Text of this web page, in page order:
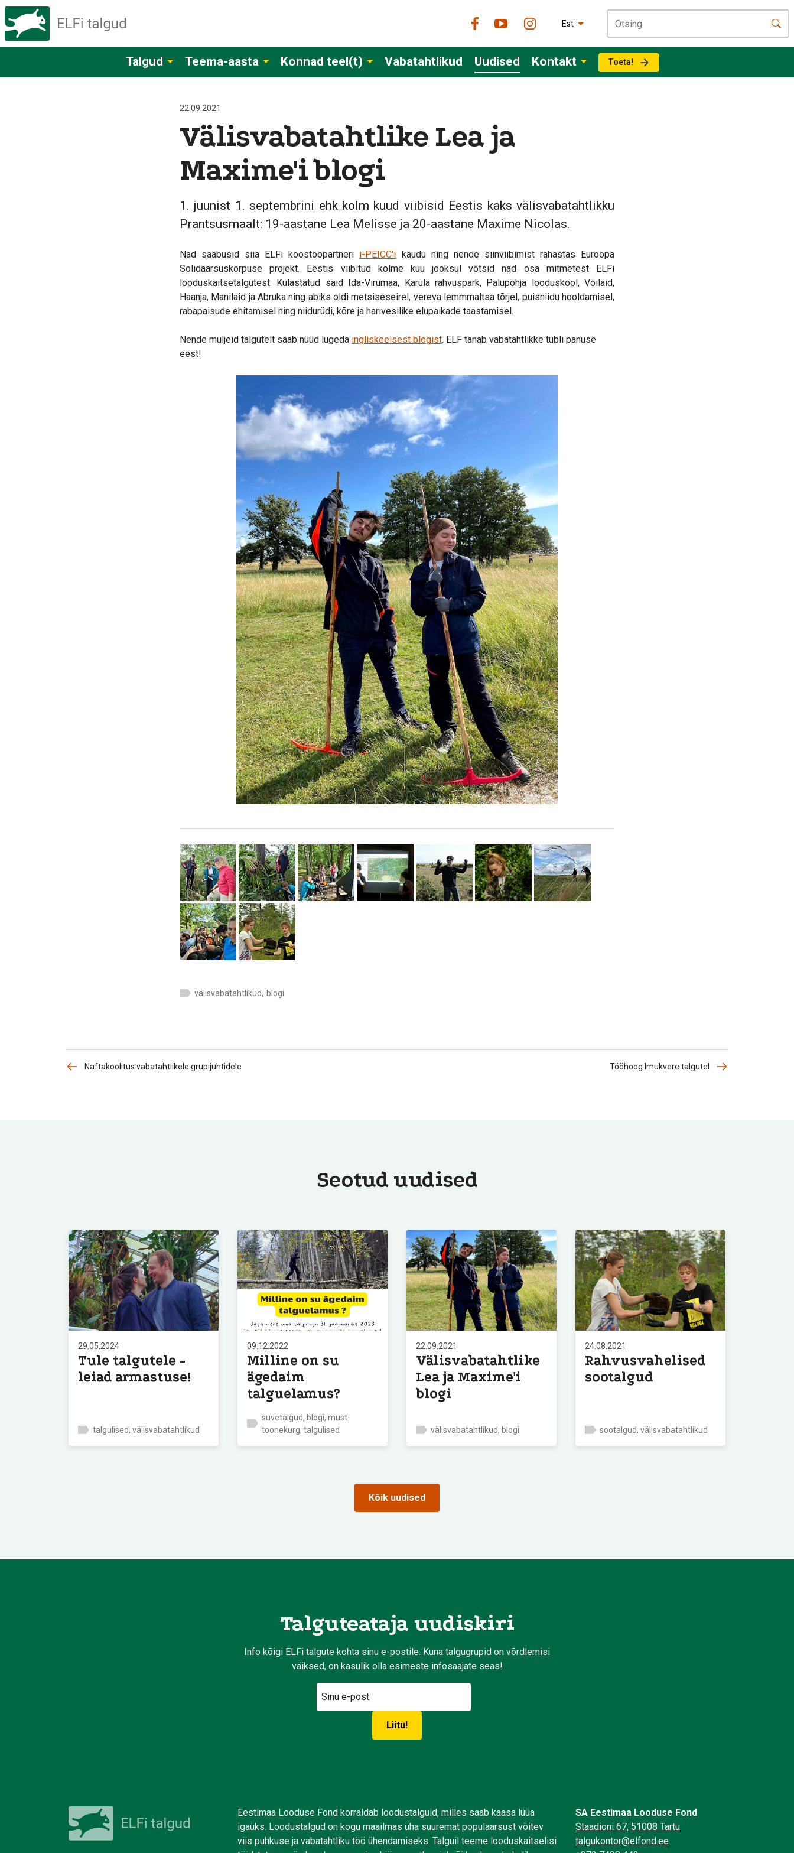
Est
Talgud Teema-aasta Konnad teel(t) Vabatahtlikud Uudised Kontakt Toeta!
22.09.2021
Välisvabatahtlike Lea ja
Maxime'i blogi
1. juunist 1. septembrini ehk kolm kuud viibisid Eestis kaks välisvabatahtlikku
Prantsusmaalt: 19-aastane Lea Melisse ja 20-aastane Maxime Nicolas.
Nad saabusid siia ELFi koostööpartneri i-PEICC'i kaudu ning nende siinviibimist rahastas Euroopa
Solidaarsuskorpuse projekt. Eestis viibitud kolme kuu jooksul võtsid nad osa mitmetest ELFi
looduskaitsetalgutest. Külastatud said Ida-Virumaa, Karula rahvuspark, Palupõhja looduskool, Võilaid,
Haanja, Manilaid ja Abruka ning abiks oldi metsiseseirel, vereva lemmmaltsa tõrjel, puisniidu hooldamisel,
rabapaisude ehitamisel ning niidurüdi, kõre ja harivesilike elupaikade taastamisel.
Nende muljeid talgutelt saab nüüd lugeda ingliskeelsest blogist. ELF tänab vabatahtlikke tubli panuse
eest!
välisvabatahtlikud, blogi
Naftakoolitus vabatahtlikele grupijuhtidele Tööhoog Imukvere talgutel
Seotud uudised
29.05.2024
Tule talgutele -
leiad armastuse!
talgulised, välisvabatahtlikud
09.12.2022
Milline on su
ägedaim
talguelamus?
suvetalgud, blogi, must-
toonekurg, talgulised
22.09.2021
Välisvabatahtlike
Lea ja Maxime'i
blogi
välisvabatahtlikud, blogi
24.08.2021
Rahvusvahelised
sootalgud
sootalgud, välisvabatahtlikud
Kõik uudised
Talguteataja uudiskiri
Info kõigi ELFi talgute kohta sinu e-postile. Kuna talgugrupid on võrdlemisi
väiksed, on kasulik olla esimeste infosaajate seas!
Eestimaa Looduse Fond korraldab loodustalguid, milles saab kaasa lüüa
igaüks. Loodustalgud on kogu maailmas üha suuremat populaarsust võitev
viis puhkuse ja vabatahtliku töö ühendamiseks. Talguil teeme looduskaitselisi
SA Eestimaa Looduse Fond
Staadioni 67, 51008 Tartu
talgukontor@elfond.ee